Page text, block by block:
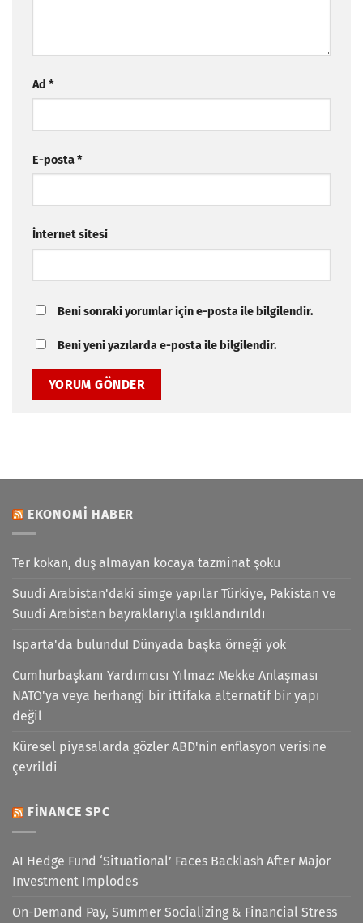
Ad *
E-posta*
İnternet sitesi
Beni sonraki yorumlar için e-posta ile bilgilendir.
Beni yeni yazılarda e-posta ile bilgilendir.
EKONOMI HABER
Ter kokan, duş almayan kocaya tazminat şoku
Suudi Arabistan'daki simge yapılar Türkiye, Pakistan ve
Suudi Arabistan bayraklarıyla ışıklandırıldı
Isparta'da bulundu! Dünyada başka örneği yok
Cumhurbaşkanı Yardımcısı Yılmaz: Mekke Anlaşması
NATO'ya veya herhangi bir ittifaka alternatif bir yapı
değil
Küresel piyasalarda gözler ABD'nin enflasyon verisine
çevrildi
FINANCE SPC
AI Hedge Fund ‘Situational’ Faces Backlash After Major
Investment Implodes
On-Demand Pay, Summer Socializing & Financial Stress